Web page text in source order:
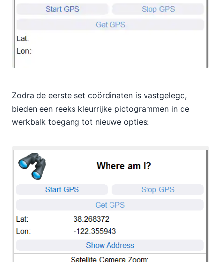
Zodra de eerste set coördinaten is vastgelegd,
bieden een reeks kleurrijke pictogrammen in de
werkbalk toegang tot nieuwe opties: